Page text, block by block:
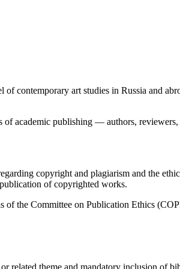
of contemporary art studies in Russia and
academic publishing — authors, reviewers,
copyright and plagiarism and the
of copyrighted works.
of the Committee on Publication Ethics